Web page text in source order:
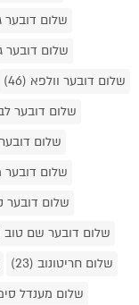
שלום דובער
שלום דובער
שלום דובער וולפא (46)
שלום דובער
שלום דובער
שלום דובער
שלום דובער
שלום דובער שם טוב
שלום חריטונוב (23)
שלום מענדל